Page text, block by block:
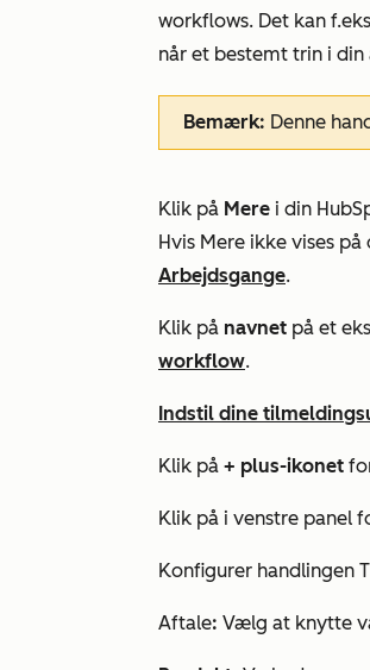
workflows. Det kan
når et bestemt trin i
Bemærk: Denne
Klik på Mere i din
Hvis Mere ikke vises
Arbejdsgange.
Klik på navnet på et
workflow.
Indstil dine
Klik på + plus-ikonet
Klik på i venstre panel
Konfigurer handlingen
Aftale: Vælg at knytte